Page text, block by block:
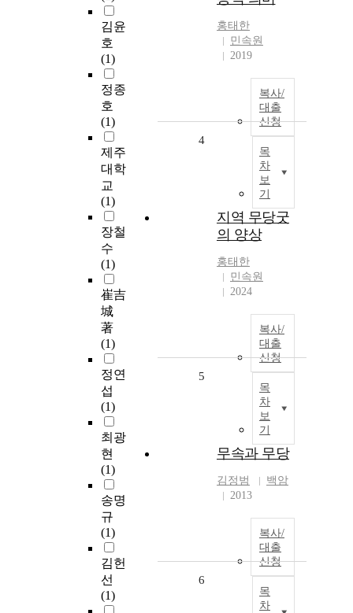
김윤
호
(1)
정종
호
(1)
제주
대학
교
(1)
장철
수
(1)
崔吉
城
著
(1)
정연
섭
(1)
최광
현
(1)
송명
규
(1)
김헌
선
(1)
홍태한
민속원
2019
복사/
대출
신청
목
차
보
기
4
지역 무당굿
의 양상
홍태한
민속원
2024
복사/
대출
신청
목
차
보
기
5
무속과 무당
김정범
백암
2013
복사/
대출
신청
목
차
6